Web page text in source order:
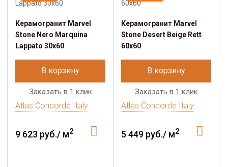
Керамогранит Marvel
Stone Nero Marquina
Lappato 30x60
В корзину
Заказать в 1 клик
Atlas Concorde Italy
9 623 руб./ м2
Керамогранит Marvel
Stone Desert Beige Rett
60x60
В корзину
Заказать в 1 клик
Atlas Concorde Italy
5 449 руб./ м2